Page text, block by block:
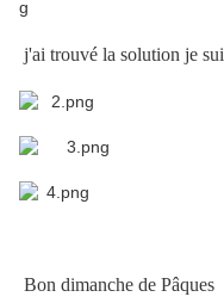
j'ai trouvé la solution je
Bon dimanche de Pâques